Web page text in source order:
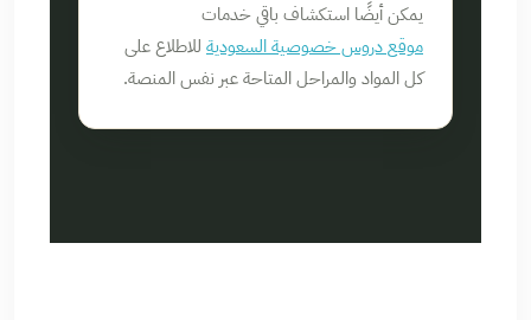
يمكن أيضًا استكشاف باقي خدمات
موقع دروس خصوصية السعودية للاطلاع على
كل المواد والمراحل المتاحة عبر نفس المنصة.